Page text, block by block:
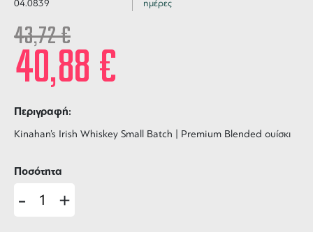
04.0839
ημέρες
43,72€
40,88€
Περιγραφή:
Kinahan’s Irish Whiskey Small Batch | Premium Blended ουίσκι
Ποσότητα
- +